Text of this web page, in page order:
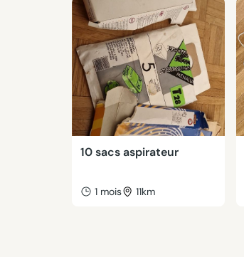
10 sacs aspirateur
1 mois 11km